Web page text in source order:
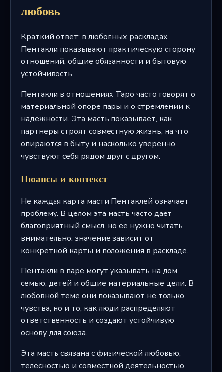
любовь
Краткий ответ: в любовных раскладах
Пентакли показывают практическую сторону
отношений, общие обязанности и бытовую
устойчивость.
Пентакли в отношениях Таро часто говорят о
материальной опоре пары и о стремлении к
надежности. Эта масть показывает, как
партнеры строят совместную жизнь, на что
опираются в быту и насколько уверенно
чувствуют себя рядом друг с другом.
Нюансы и контекст
Не каждая карта масти Пентаклей означает
проблему. В целом эта масть часто дает
благоприятный смысл, но ее нужно читать
внимательно: значение зависит от
конкретной карты и положения в раскладе.
Пентакли в паре могут указывать на дом,
семью, детей и общие материальные цели. В
любовной теме они показывают не только
чувства, но и то, как люди распределяют
ответственность и создают устойчивую
основу для союза.
Эта масть связана с физической любовью,
телесностью и совместной деятельностью.